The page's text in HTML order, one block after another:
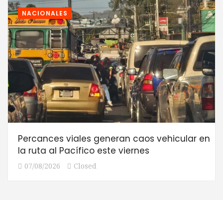
NACIONALES
Percances viales generan caos vehicular en
la ruta al Pacífico este viernes
07/08/2026 Closed